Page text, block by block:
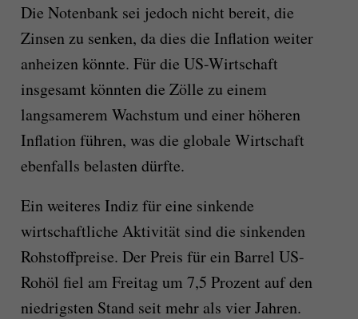
Die Notenbank sei jedoch nicht bereit, die
Zinsen zu senken, da dies die Inflation weiter
anheizen könnte. Für die US-Wirtschaft
insgesamt könnten die Zölle zu einem
langsamerem Wachstum und einer höheren
Inflation führen, was die globale Wirtschaft
ebenfalls belasten dürfte.
Ein weiteres Indiz für eine sinkende
wirtschaftliche Aktivität sind die sinkenden
Rohstoffpreise. Der Preis für ein Barrel US-
Rohöl fiel am Freitag um 7,5 Prozent auf den
niedrigsten Stand seit mehr als vier Jahren.